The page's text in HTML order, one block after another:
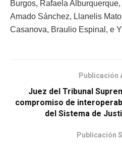
Burgos, Rafaela
Amado Sánchez, Llanelis
Casanova, Braulio Espinal, e
Publicación
Juez del Tribunal
compromiso de
del Sistema de
Publicación